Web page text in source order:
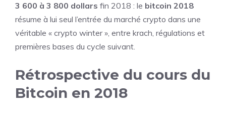
3 600 à 3 800 dollars fin 2018 : le bitcoin 2018
résume à lui seul l’entrée du marché crypto dans une
véritable « crypto winter », entre krach, régulations et
premières bases du cycle suivant.
Rétrospective du cours du
Bitcoin en 2018